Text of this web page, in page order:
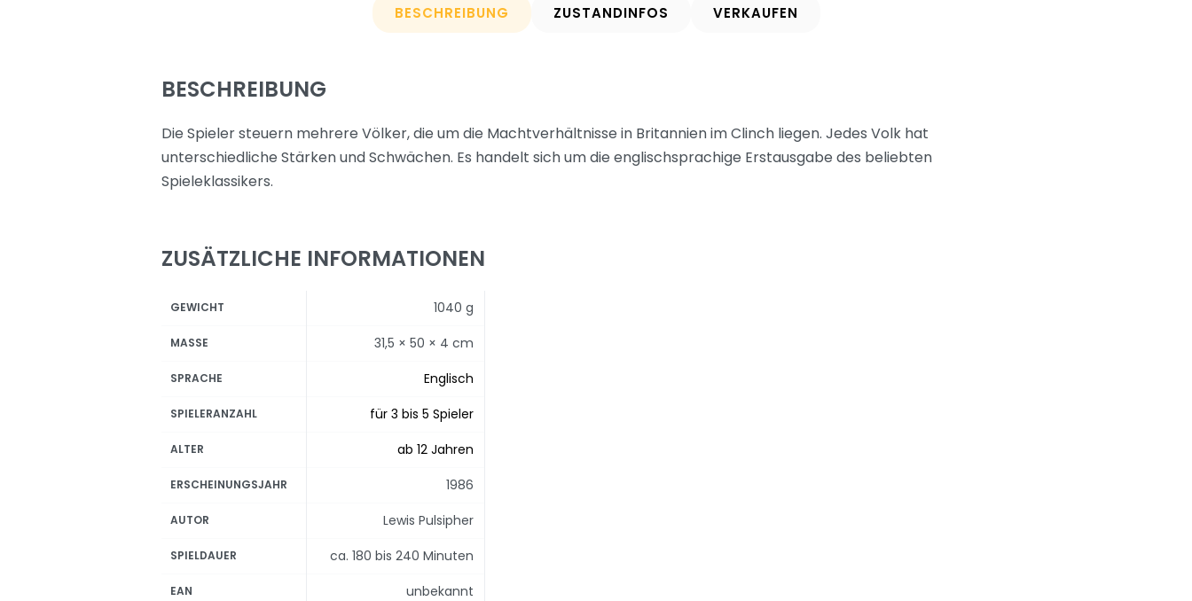
BESCHREIBUNG ZUSTANDINFOS VERKAUFEN
BESCHREIBUNG
Die Spieler steuern mehrere Völker, die um die Machtverhältnisse in Britannien im Clinch liegen. Jedes Volk hat
unterschiedliche Stärken und Schwächen. Es handelt sich um die englischsprachige Erstausgabe des beliebten
Spieleklassikers.
ZUSÄTZLICHE INFORMATIONEN
GEWICHT 1040 g
MASSE 31,5 × 50 × 4 cm
SPRACHE Englisch
SPIELERANZAHL für 3 bis 5 Spieler
ALTER ab 12 Jahren
ERSCHEINUNGSJAHR 1986
AUTOR Lewis Pulsipher
SPIELDAUER ca. 180 bis 240 Minuten
EAN unbekannt